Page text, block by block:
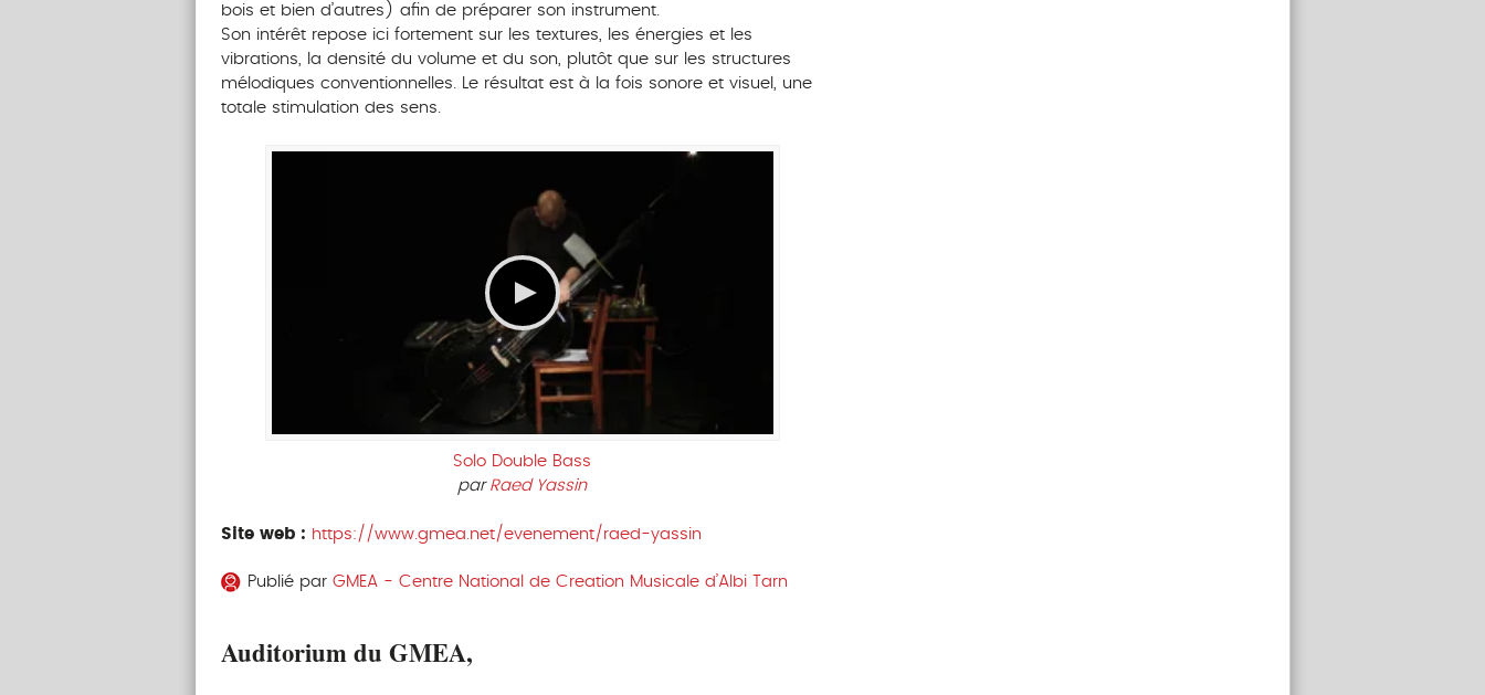
bois et bien d’autres) afin de préparer son instrument.
Son intérêt repose ici fortement sur les textures, les énergies et les
vibrations, la densité du volume et du son, plutôt que sur les structures
mélodiques conventionnelles. Le résultat est à la fois sonore et visuel, une
totale stimulation des sens.
Solo Double Bass
par Raed Yassin
Site web : https://www.gmea.net/evenement/raed-yassin
Publié par GMEA - Centre National de Creation Musicale d’Albi Tarn
Auditorium du GMEA,